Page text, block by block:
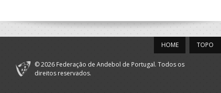
TOPO
HOME
© 2026 Federação de Andebol de Portugal. Todos os
direitos reservados.